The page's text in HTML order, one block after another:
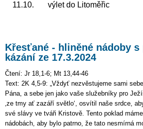
11.10. výlet do Litoměřic
Křesťané - hliněné nádoby s
kázání ze 17.3.2024
Čtení: Jr 18,1-6; Mt 13,44-46
Text: 2K 4,5-9: „Vždyť nezvěstujeme sami
Pána, a sebe jen jako vaše služebníky pro
‚ze tmy ať zazáří světlo‘, osvítil naše srdce,
své slávy ve tváři Kristově. Tento poklad
nádobách, aby bylo patrno, že tato nesmírná